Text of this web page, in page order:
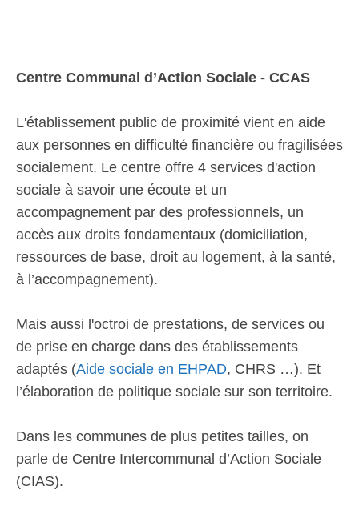
Centre Communal d’Action Sociale - CCAS
L'établissement public de proximité vient en aide
aux personnes en difficulté financière ou fragilisées
socialement. Le centre offre 4 services d'action
sociale à savoir une écoute et un
accompagnement par des professionnels, un
accès aux droits fondamentaux (domiciliation,
ressources de base, droit au logement, à la santé,
à l’accompagnement).
Mais aussi l'octroi de prestations, de services ou
de prise en charge dans des établissements
adaptés (Aide sociale en EHPAD, CHRS …). Et
l’élaboration de politique sociale sur son territoire.
Dans les communes de plus petites tailles, on
parle de Centre Intercommunal d’Action Sociale
(CIAS).